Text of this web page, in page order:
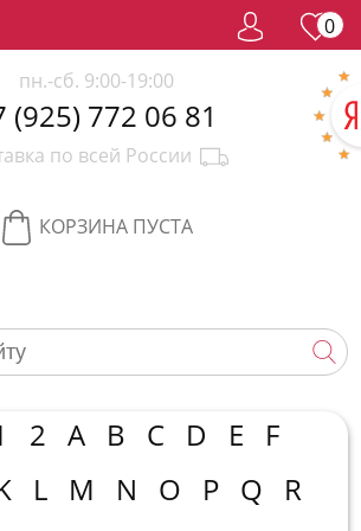
0
пн.-сб. 9:00-19:00
(925) 772 06 81
по всей России
КОРЗИНА ПУСТА
2 A B C D E
F
L M N O P Q
R